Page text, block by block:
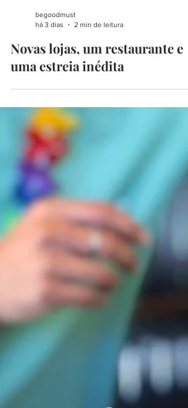
há 3 dias
2 min de leitura
Novas lojas, um restaurante e
uma estreia inédita